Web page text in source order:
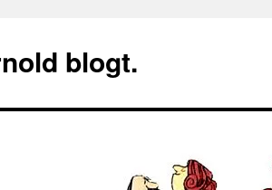
blogt.